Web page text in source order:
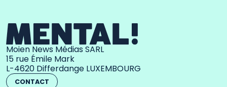
Moien News Médias SARL
15 rue Émile Mark
L-4620 Differdange LUXEMBOURG
CONTACT